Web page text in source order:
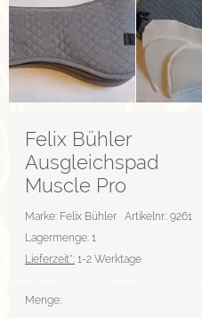
Felix Bühler
Ausgleichspad
Muscle Pro
Marke: Felix Bühler Artikelnr.: 9261
Lagermenge: 1
Lieferzeit*: 1-2 Werktage
Menge: